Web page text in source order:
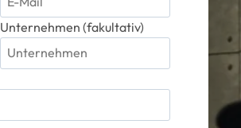
Unternehmen (fakultativ)